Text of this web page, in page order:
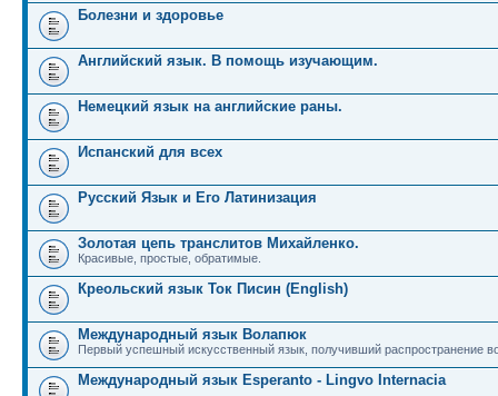
Болезни и здоровье
Английский язык. В помощь изучающим.
Немецкий язык на английские раны.
Испанский для всех
Русский Язык и Его Латинизация
Золотая цепь транслитов Михайленко.
Красивые, простые, обратимые.
Креольский язык Ток Писин (English)
Международный язык Волапюк
Первый успешный искусственный язык, получивший распространение
Международный язык Esperanto - Lingvo Internacia